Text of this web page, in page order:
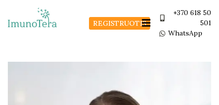
+370 618 50
501
WhatsApp
REGISTRUOTIS